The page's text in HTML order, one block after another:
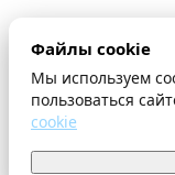
Файлы cookie
Мы используем
пользоваться
cookie
Оплата и
Шиномонтаж
Контакты
...